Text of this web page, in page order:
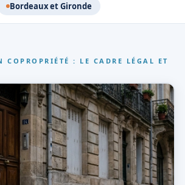
Bordeaux et Gironde
COPROPRIÉTÉ : LE CADRE LÉGAL ET